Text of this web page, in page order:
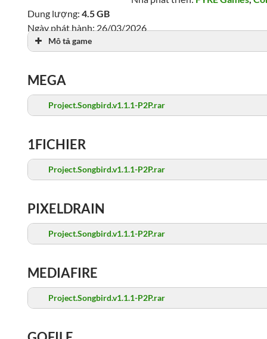
Dung lượng:4.5 GB
Ngày phát hành: 26/03/2026
Lượt xem: 1,507
Mô tả game
MEGA
Project.Songbird.v1.1.1-P2P.rar
1FICHIER
Project.Songbird.v1.1.1-P2P.rar
PIXELDRAIN
Project.Songbird.v1.1.1-P2P.rar
MEDIAFIRE
Project.Songbird.v1.1.1-P2P.rar